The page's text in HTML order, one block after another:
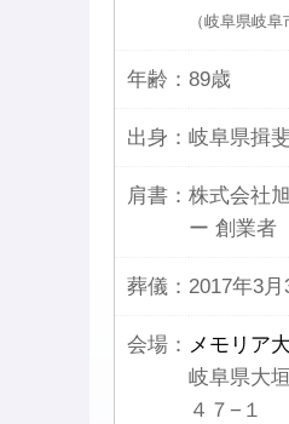
（岐阜県岐阜
年齢： 89歳
出身： 岐阜県揖
肩書： 株式会社
ー 創業者
葬儀： 2017年3月
会場： メモリア
岐阜県大
４７−１